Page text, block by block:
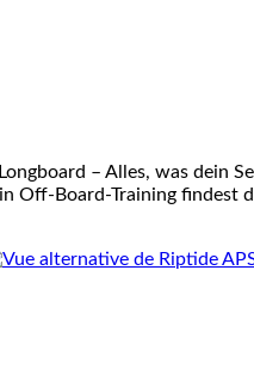
– Alles, was dein
Off-Board-Training findest